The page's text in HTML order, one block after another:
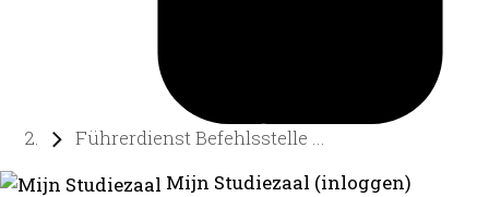
Führerdienst Befehlsstelle ...
Mijn Studiezaal (inloggen)